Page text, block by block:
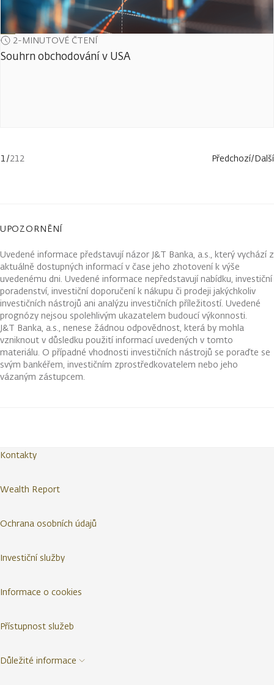
2-MINUTOVÉ ČTENÍ
Souhrn obchodování v USA
1/212 Předchozí/Další
UPOZORNĚNÍ
Uvedené informace představují názor J&T Banka, a.s., který vychází z
aktuálně dostupných informací v čase jeho zhotovení k výše
uvedenému dni. Uvedené informace nepředstavují nabídku, investiční
poradenství, investiční doporučení k nákupu či prodeji jakýchkoliv
investičních nástrojů ani analýzu investičních příležitostí. Uvedené
prognózy nejsou spolehlivým ukazatelem budoucí výkonnosti.
J&T Banka, a.s., nenese žádnou odpovědnost, která by mohla
vzniknout v důsledku použití informací uvedených v tomto
materiálu. O případné vhodnosti investičních nástrojů se poraďte se
svým bankéřem, investičním zprostředkovatelem nebo jeho
vázaným zástupcem.
Kontakty
Wealth Report
Ochrana osobních údajů
Investiční služby
Informace o cookies
Přístupnost služeb
Důležité informace